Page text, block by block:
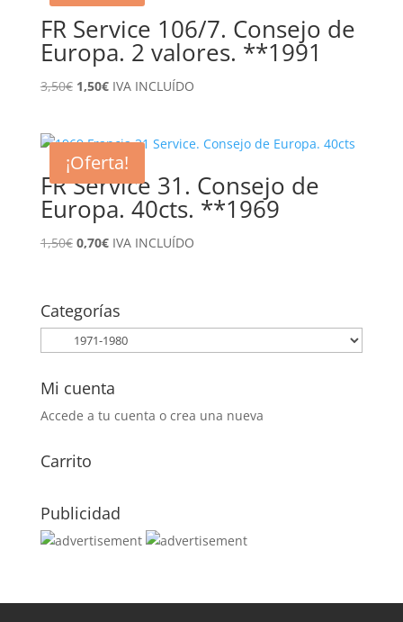
FR Service 106/7. Consejo de
Europa. 2 valores. **1991
3,50€ El
era:
3,50€.
1,50€El
es:
1,50€.
IVA INCLUÍDO
¡Oferta!
FR Service 31. Consejo de
Europa. 40cts. **1969
1,50€ El
era:
1,50€.
0,70€El
es:
0,70€.
IVA INCLUÍDO
Categorías
Mi cuenta
Accede a tu cuenta o crea una nueva
Carrito
Publicidad